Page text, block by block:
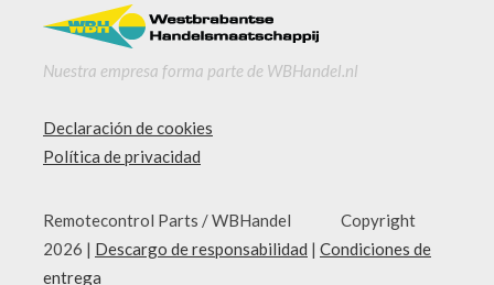
Nuestra empresa forma parte de WBHandel.nl
Declaración de cookies
Política de privacidad
Remotecontrol Parts / WBHandel Copyright
2026 | Descargo de responsabilidad | Condiciones de
entrega